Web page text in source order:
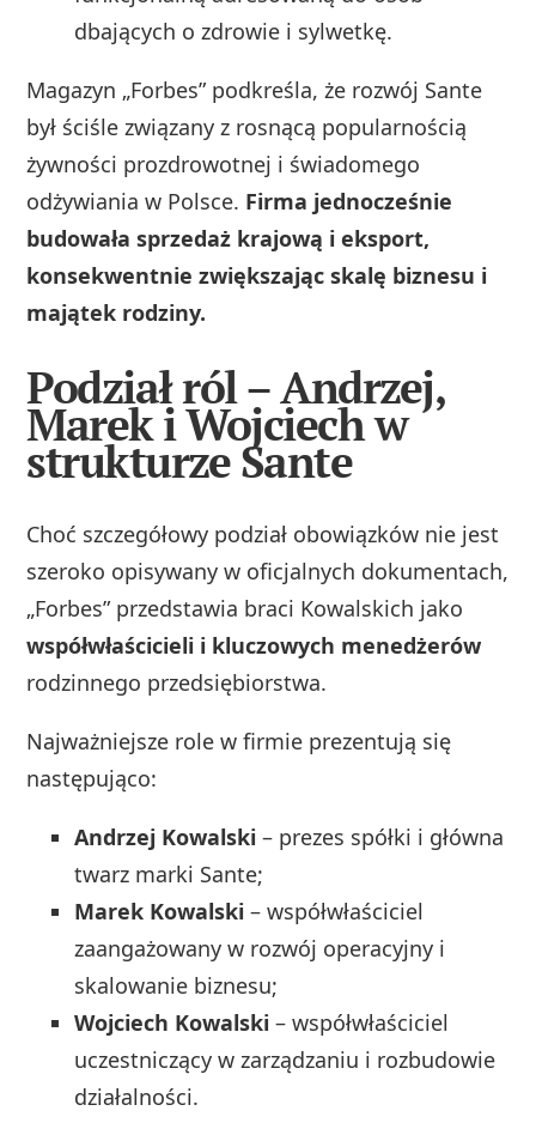
dbających o zdrowie i sylwetkę.
Magazyn „Forbes” podkreśla, że rozwój Sante
był ściśle związany z rosnącą popularnością
żywności prozdrowotnej i świadomego
odżywiania w Polsce. Firma jednocześnie
budowała sprzedaż krajową i eksport,
konsekwentnie zwiększając skalę biznesu i
majątek rodziny.
Podział ról – Andrzej,
Marek i Wojciech w
strukturze Sante
Choć szczegółowy podział obowiązków nie jest
szeroko opisywany w oficjalnych dokumentach,
„Forbes” przedstawia braci Kowalskich jako
współwłaścicieli i kluczowych menedżerów
rodzinnego przedsiębiorstwa.
Najważniejsze role w firmie prezentują się
następująco:
Andrzej Kowalski – prezes spółki i główna
twarz marki Sante;
Marek Kowalski – współwłaściciel
zaangażowany w rozwój operacyjny i
skalowanie biznesu;
Wojciech Kowalski – współwłaściciel
uczestniczący w zarządzaniu i rozbudowie
działalności.